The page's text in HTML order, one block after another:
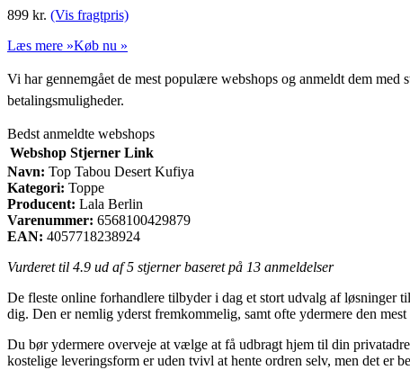
899 kr. (Vis fragtpris)
Læs mere »Køb nu »
Vi har gennemgået de mest populære webshops og anmeldt dem
betalingsmuligheder.
Bedst anmeldte webshops
Webshop Stjerner Link
Navn: Top Tabou Desert Kufiya
Kategori: Toppe
Producent: Lala Berlin
Varenummer: 6568100429879
EAN: 4057718238924
Vurderet til 4.9 ud af 5 stjerner baseret på 13 anmeldelser
De fleste online forhandlere tilbyder i dag et stort udvalg af løsninger
dig. Den er nemlig yderst fremkommelig, samt ofte ydermere den
Du bør ydermere overveje at vælge at få udbragt hjem til din
kostelige leveringsform er uden tvivl at hente ordren selv, men det er